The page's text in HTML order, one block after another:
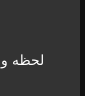
لحظه